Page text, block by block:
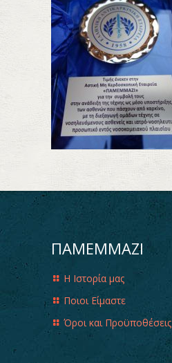
ΠΑΜΕΜΜΑΖΙ
Η Ιστορία μας
Ποιοι Είμαστε
Όροι και Προϋποθέσεις